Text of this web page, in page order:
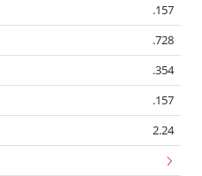
.157
.728
.354
.157
2.24